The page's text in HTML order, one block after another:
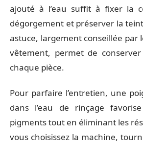
ajouté à l’eau suffit à fixer la
dégorgement et préserver la
astuce, largement conseillée par
vêtement, permet de conserver
chaque pièce.
Pour parfaire l’entretien, une
dans l’eau de rinçage
pigments tout en éliminant les
vous choisissez la machine,